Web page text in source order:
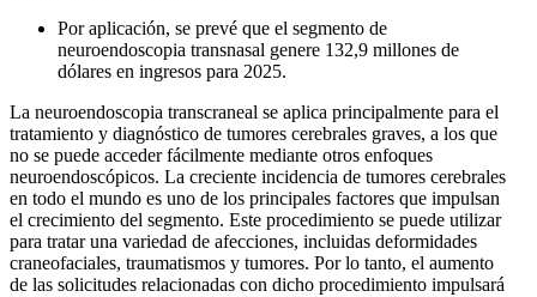
Por aplicación, se prevé que el segmento de
neuroendoscopia transnasal genere 132,9 millones de
dólares en ingresos para 2025.
La neuroendoscopia transcraneal se aplica principalmente para el
tratamiento y diagnóstico de tumores cerebrales graves, a los que
no se puede acceder fácilmente mediante otros enfoques
neuroendoscópicos. La creciente incidencia de tumores cerebrales
en todo el mundo es uno de los principales factores que impulsan
el crecimiento del segmento. Este procedimiento se puede utilizar
para tratar una variedad de afecciones, incluidas deformidades
craneofaciales, traumatismos y tumores. Por lo tanto, el aumento
de las solicitudes relacionadas con dicho procedimiento impulsará